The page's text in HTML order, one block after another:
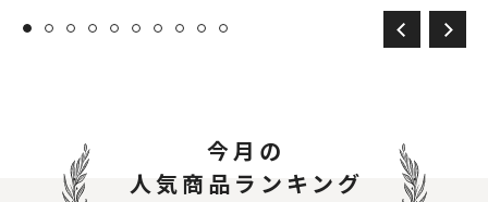
今月の
人気商品ランキング